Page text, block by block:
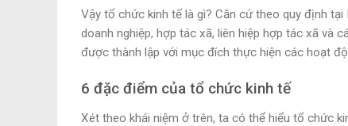
Vậy tổ chức kinh tế là gì? Căn cứ theo quy định
doanh nghiệp, hợp tác xã, liên hiệp hợp tác xã và
được thành lập với mục đích thực hiện các hoạt
6 đặc điểm của tổ chức kinh tế
Xét theo khái niệm ở trên, ta có thể hiểu tổ chức